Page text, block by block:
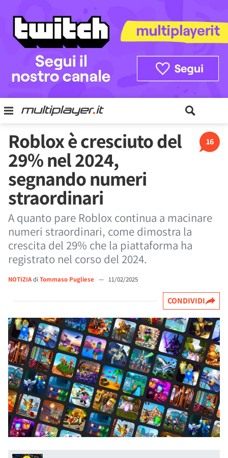
16
Roblox è cresciuto del
29% nel 2024,
segnando numeri
straordinari
A quanto pare Roblox continua a macinare
numeri straordinari, come dimostra la
crescita del 29% che la piattaforma ha
registrato nel corso del 2024.
NOTIZIAdi Tommaso Pugliese — 11/02/2025
CONDIVIDI